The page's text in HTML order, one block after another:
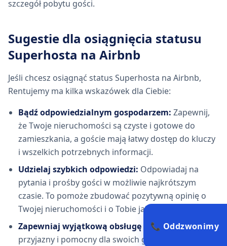
szczegół pobytu gości.
Sugestie dla osiągnięcia statusu
Superhosta na Airbnb
Jeśli chcesz osiągnąć status Superhosta na Airbnb,
Rentujemy ma kilka wskazówek dla Ciebie:
Bądź odpowiedzialnym gospodarzem: Zapewnij,
że Twoje nieruchomości są czyste i gotowe do
zamieszkania, a goście mają łatwy dostęp do kluczy
i wszelkich potrzebnych informacji.
Udzielaj szybkich odpowiedzi: Odpowiadaj na
pytania i prośby gości w możliwie najkrótszym
czasie. To pomoże zbudować pozytywną opinię o
Twojej nieruchomości i o Tobie jako gospodarzu.
Zapewniaj wyjątkową obsługę klienta:Bądź
przyjazny i pomocny dla swoich gości, udzielając im
📞 Oddzwonimy